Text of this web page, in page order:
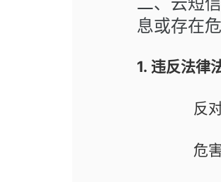
息或存在
1. 违反法律
反
危